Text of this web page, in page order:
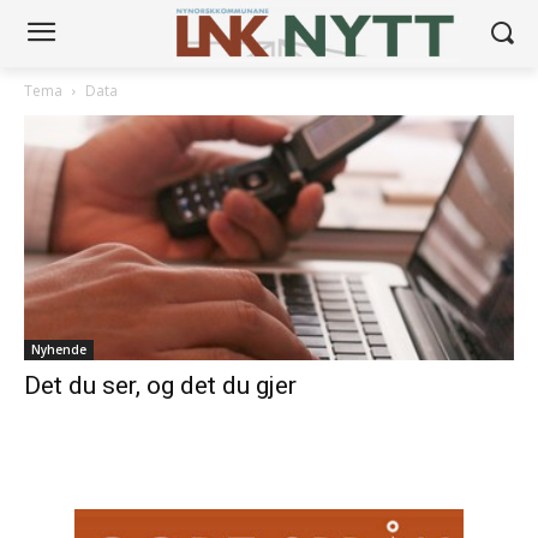
Tema Data
Nyhende
Det du ser, og det du gjer